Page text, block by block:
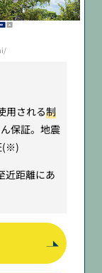
用される制
保証。地震
(※)
近距離にあ